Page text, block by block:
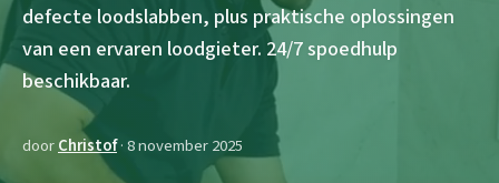
defecte loodslabben, plus praktische oplossingen
van een ervaren loodgieter. 24/7 spoedhulp
beschikbaar.
doorChristof· 8 november 2025